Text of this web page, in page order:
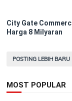
City Gate
Harga 8 Milyaran
POSTING LEBIH BARU
MOST POPULAR